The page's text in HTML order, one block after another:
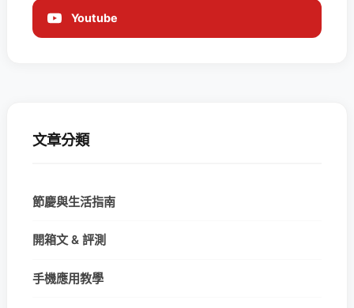
Youtube
文章分類
節慶與生活指南
開箱文 & 評測
手機應用教學